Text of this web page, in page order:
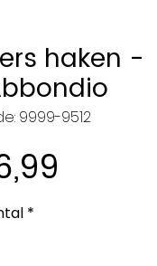
haken -
9999-9512
*